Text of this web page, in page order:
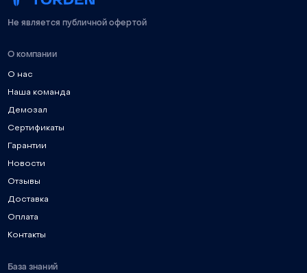
Не является публичной офертой
О компании
О нас
Наша команда
Демозал
Сертификаты
Гарантии
Новости
Отзывы
Доставка
Оплата
Контакты
База знаний